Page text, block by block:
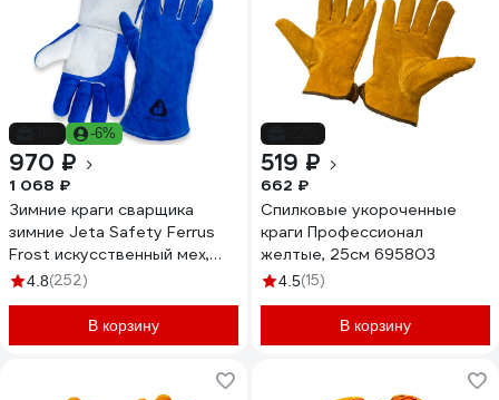
-6%
970 ₽
1 068 ₽
Зимние краги сварщика
зимние Jeta Safety Ferrus
Frost искусственный мех,
швы Кевлар 10/XL JWK601-
4.8(252)
В корзину
519 ₽
662 ₽
Спилковые укороченные
краги Профессионал
желтые, 25см 695803
4.5(15)
В корзину